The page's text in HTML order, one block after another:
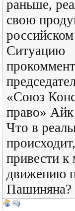
раньше,
свою
Ситуацию
«Союз
право»
Что в
привести к
движению
Пашиняна?